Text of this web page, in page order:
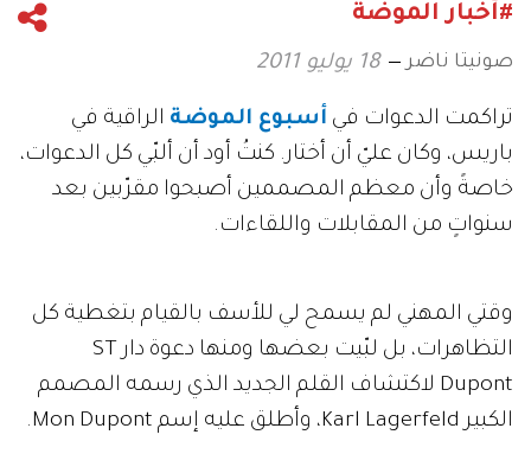
#أخبار الموضة
صونيتا ناضر 18 يوليو 2011
تراكمت الدعوات في أسبوع الموضة الراقية في
باريس، وكان عليّ أن أختار. كنتُ أود أن ألبّي كل الدعوات،
خاصةً وأن معظم المصممين أصبحوا مقرّبين بعد
سنواتٍ من المقابلات واللقاءات.
وقتي المهني لم يسمح لي للأسف بالقيام بتغطية كل
التظاهرات، بل لبّيت بعضها ومنها دعوة دار ST
Dupont لاكتشاف القلم الجديد الذي رسمه المصمم
الكبير Karl Lagerfeld، وأطلق عليه إسم Mon Dupont.